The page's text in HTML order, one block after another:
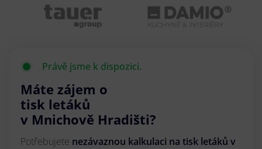
Právě jsme k dispozici.
Máte zájem o
tisk letáků
v Mnichově Hradišti?
Potřebujete nezávaznou kalkulaci na tisk letáků v